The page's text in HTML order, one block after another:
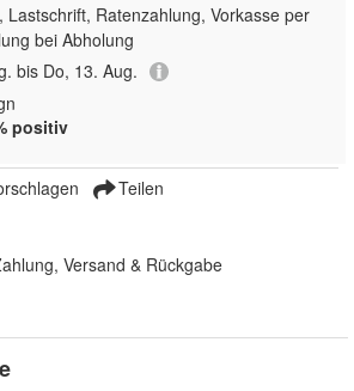
Lastschrift, Ratenzahlung, Vorkasse per
bei Abholung
bis Do, 13. Aug.
positiv
Teilen
Versand & Rückgabe